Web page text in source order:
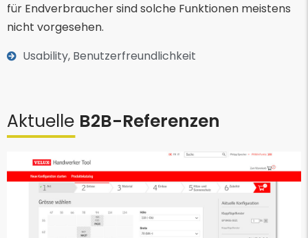
für Endverbraucher sind solche Funktionen meistens
nicht vorgesehen.
Usability, Benutzerfreundlichkeit
Aktuelle B2B-Referenzen
weiterlesen...